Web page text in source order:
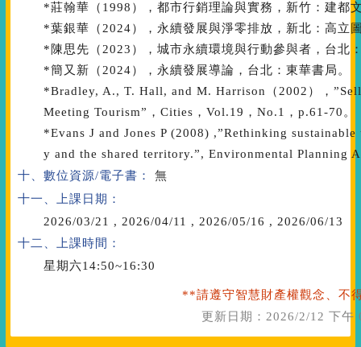
*莊翰華（1998），都市行銷理論與實務，新竹：建都
*葉銀華（2024），永續發展與淨零排放，新北：高立
*陳思先（2023），城市永續環境與行動參與者，台北
*簡又新（2024），永續發展導論，台北：東華書局。
*Bradley, A., T. Hall, and M. Harrison（2002），
Meeting Tourism”，Cities，Vol.19，No.1，p.61-70。
*Evans J and Jones P (2008) ,”Rethinking
y and the shared territory.”, Environmental Planning
十、數位資源/電子書：
無
十一、上課日期：
2026/03/21 , 2026/04/11 , 2026/05/16 , 2026/06/13
十二、上課時間：
星期六14:50~16:30
**請遵守智慧財產權觀念、不
更新日期： 2026/2/12 下午